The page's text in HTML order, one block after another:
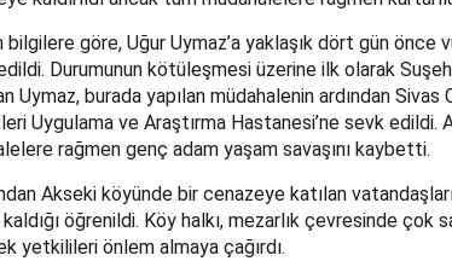
bilgilere göre, Uğur Uymaz’a yaklaşık dört gün önce
Durumunun kötüleşmesi üzerine ilk olarak
Uymaz, burada yapılan müdahalenin ardından
Uygulama ve Araştırma Hastanesi’ne sevk edildi.
rağmen genç adam yaşam savaşını kaybetti.
Akseki köyünde bir cenazeye katılan
kaldığı öğrenildi. Köy halkı, mezarlık çevresinde çok
yetkilileri önlem almaya çağırdı.